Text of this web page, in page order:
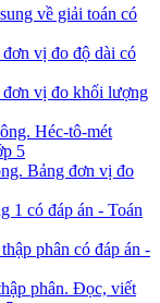
về giải toán có
vị đo độ dài có
đơn vị đo khối lượng
Héc-tô-mét
5
Bảng đơn vị đo
1 có đáp án - Toán
phân có đáp án -
phân. Đọc, viết